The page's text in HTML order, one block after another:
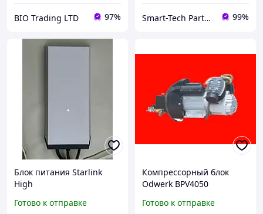
BIO Trading LTD 97% Smart-Tech Parts Запчасти для ноутбуков 99%
Блок питания Starlink
High
mobility) power supply
Готово к отправке
Компрессорный блок
Odwerk BPV4050
Готово к отправке